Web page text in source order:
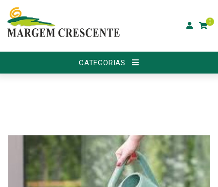
0
CATEGORIAS